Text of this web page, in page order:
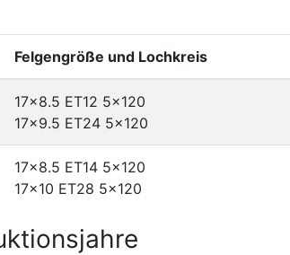
Felgengröße und Lochkreis
17x8.5 ET12 5x120
17x9.5 ET24 5x120
17x8.5 ET14 5x120
17x10 ET28 5x120